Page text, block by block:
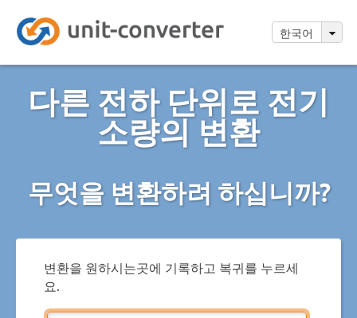
한국어
다른 전하 단위로 전기
소량의 변환
무엇을 변환하려 하십니까?
변환을 원하시는곳에 기록하고 복귀를 누르세
요.